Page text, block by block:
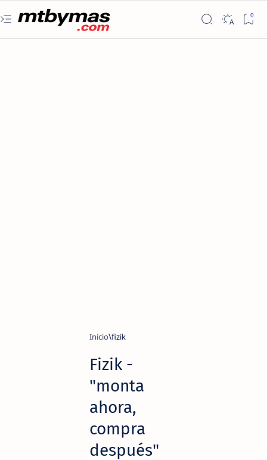
Inicio fizik
Fizik -
"monta
ahora,
compra
después"